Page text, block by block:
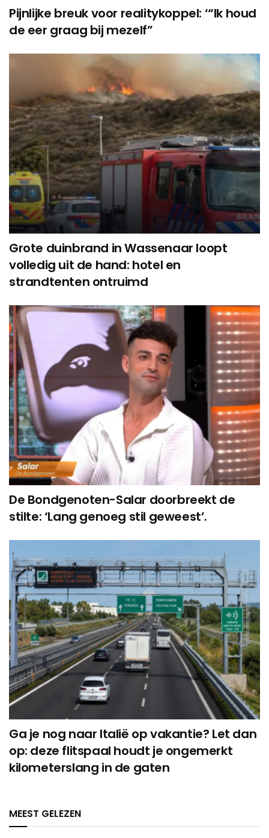
Pijnlijke breuk voor realitykoppel: ‘“Ik houd
de eer graag bij mezelf”
Grote duinbrand in Wassenaar loopt
volledig uit de hand: hotel en
strandtenten ontruimd
De Bondgenoten-Salar doorbreekt de
stilte: ‘Lang genoeg stil geweest’.
Ga je nog naar Italië op vakantie? Let dan
op: deze flitspaal houdt je ongemerkt
kilometerslang in de gaten
MEEST GELEZEN